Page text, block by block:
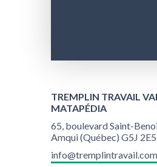
TREMPLIN TRAVAIL
MATAPÉDIA
65, boulevard Saint-
Amqui (Québec) G5J 2E5
info@tremplintravail.com